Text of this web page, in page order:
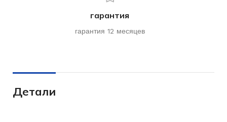
гарантия
гарантия 12 месяцев
Детали